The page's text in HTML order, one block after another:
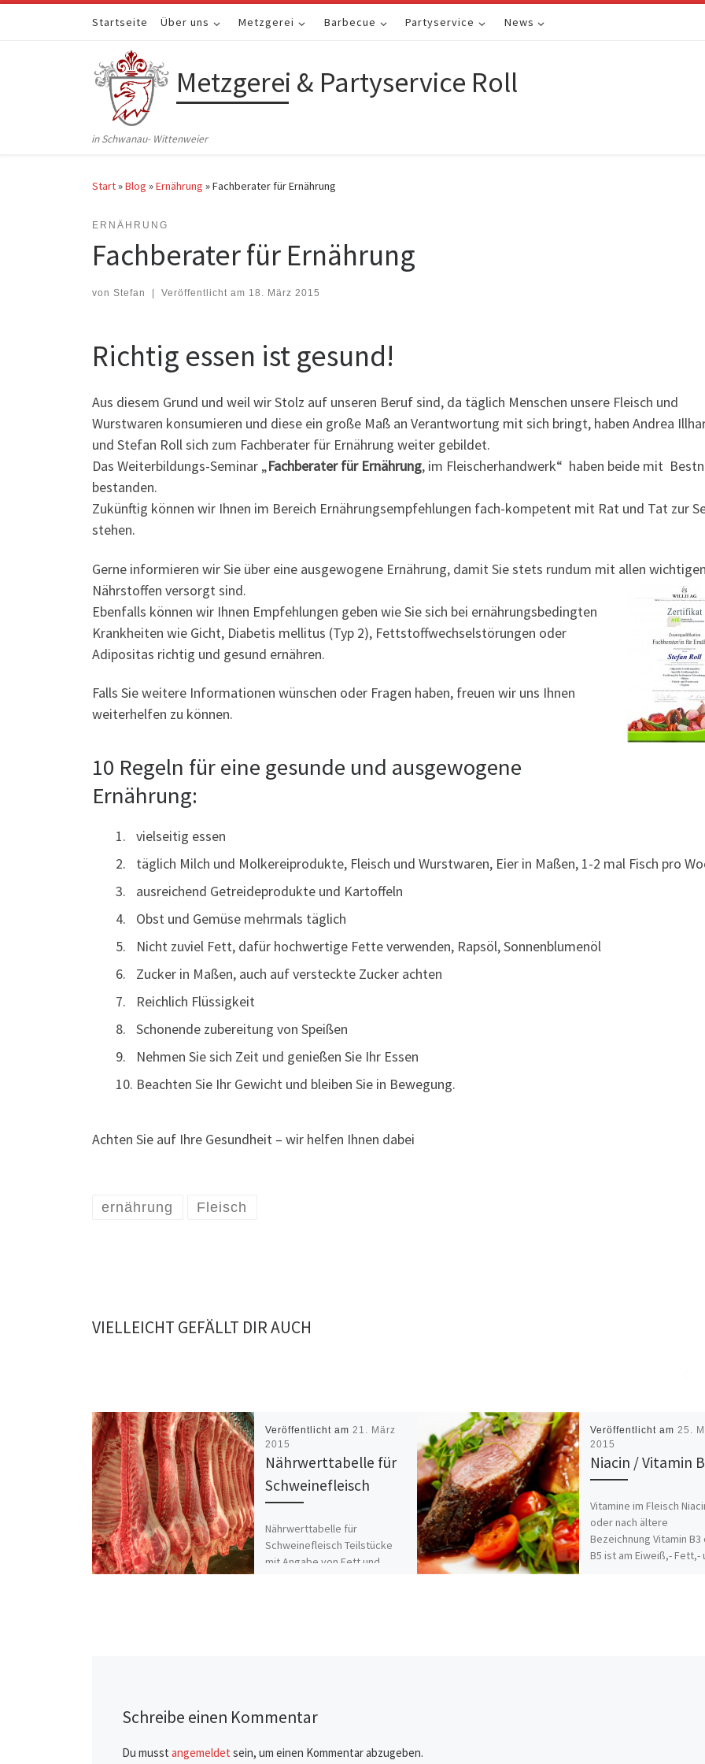
Zum Inhalt springenStartseite Über uns Metzgerei Barbecue Partyservice News
Metzgerei & Partyservice Roll
in Schwanau- Wittenweier
Start»Blog »Ernährung »Fachberater für Ernährung
ERNÄHRUNG
Fachberater für Ernährung
von Stefan Veröffentlicht am 18. März 2015
Richtig essen ist gesund!
Aus diesem Grund und weil wir Stolz auf unseren Beruf sind, da täglich Menschen unsere Fleisch und
Wurstwaren konsumieren und diese ein große Maß an Verantwortung mit sich bringt, haben Andrea
und Stefan Roll sich zum Fachberater für Ernährung weiter gebildet.
Das Weiterbildungs-Seminar „Fachberater für Ernährung, im Fleischerhandwerk“ haben beide mit
bestanden.
Zukünftig können wir Ihnen im Bereich Ernährungsempfehlungen fach-kompetent mit Rat und Tat zur
stehen.
Gerne informieren wir Sie über eine ausgewogene Ernährung, damit Sie stets rundum mit allen
Nährstoffen versorgt sind.
Ebenfalls können wir Ihnen Empfehlungen geben wie Sie sich bei ernährungsbedingten
Krankheiten wie Gicht, Diabetis mellitus (Typ 2), Fettstoffwechselstörungen oder
Adipositas richtig und gesund ernähren.
Falls Sie weitere Informationen wünschen oder Fragen haben, freuen wir uns Ihnen
weiterhelfen zu können.
10 Regeln für eine gesunde und ausgewogene
Ernährung:
vielseitig essen
täglich Milch und Molkereiprodukte, Fleisch und Wurstwaren, Eier in Maßen, 1-2 mal Fisch pro
ausreichend Getreideprodukte und Kartoffeln
Obst und Gemüse mehrmals täglich
Nicht zuviel Fett, dafür hochwertige Fette verwenden, Rapsöl, Sonnenblumenöl
Zucker in Maßen, auch auf versteckte Zucker achten
Reichlich Flüssigkeit
Schonende zubereitung von Speißen
Nehmen Sie sich Zeit und genießen Sie Ihr Essen
Beachten Sie Ihr Gewicht und bleiben Sie in Bewegung.
Achten Sie auf Ihre Gesundheit – wir helfen Ihnen dabei
ernährung Fleisch
VIELLEICHT GEFÄLLT DIR AUCH
Veröffentlicht am21. März
2015
Nährwerttabelle für
Schweinefleisch
Nährwerttabelle für
Schweinefleisch Teilstücke
mit Angabe von Fett und
Veröffentlicht am 25.
2015
Niacin / Vitamin
Vitamine im Fleisch
oder nach ältere
Bezeichnung Vitamin
B5 ist am Eiweiß,- Fett,-
Schreibe einen Kommentar
Du musst angemeldet sein, um einen Kommentar abzugeben.